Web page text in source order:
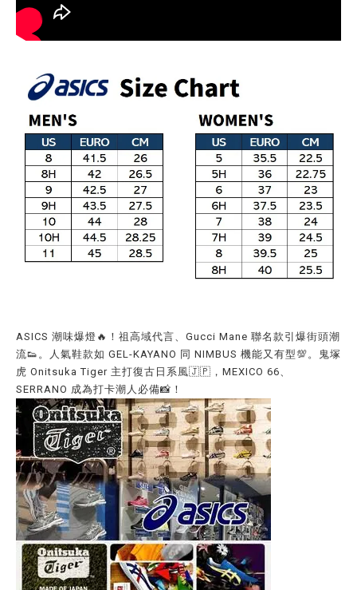
ASICS 潮味爆燈🔥！祖高域代言、Gucci Mane 聯名款引爆街頭潮
流👟。人氣鞋款如 GEL-KAYANO 同 NIMBUS 機能又有型💯。鬼塚
虎 Onitsuka Tiger 主打復古日系風🇯🇵，MEXICO 66、
SERRANO 成為打卡潮人必備📸！